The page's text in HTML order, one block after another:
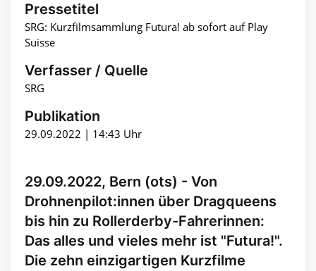
Pressetitel
SRG: Kurzfilmsammlung Futura! ab sofort auf Play
Suisse
Verfasser / Quelle
SRG
Publikation
29.09.2022 | 14:43 Uhr
29.09.2022, Bern (ots) - Von
Drohnenpilot:innen über Dragqueens
bis hin zu Rollerderby-Fahrerinnen:
Das alles und vieles mehr ist "Futura!".
Die zehn einzigartigen Kurzfilme